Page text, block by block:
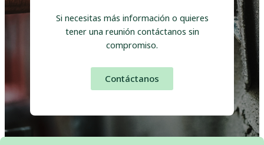
Si necesitas más información o quieres
tener una reunión contáctanos sin
compromiso.
Contáctanos